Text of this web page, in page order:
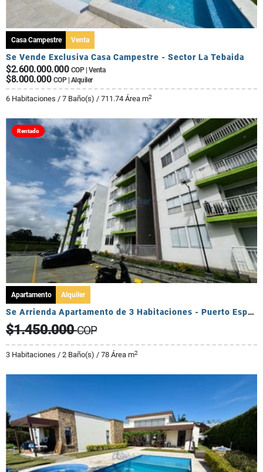
Casa Campestre Venta
Se Vende Exclusiva Casa Campestre - Sector La Tebaida
$2.600.000.000 COP | Venta
$8.000.000 COP | Alquiler
6 Habitaciones / 7 Baño(s) / 711.74 Área m2
Rentado
Apartamento Alquiler
Se Arrienda Apartamento de 3 Habitaciones - Puerto Espejo
$1.450.000COP
3 Habitaciones / 2 Baño(s) / 78 Área m2